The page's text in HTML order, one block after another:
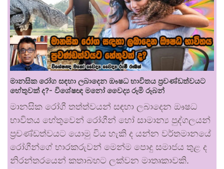
මානසික රෝග සඳහා ලබාදෙන ඖෂධ භාවිතය ප්‍රචණ්ඩත්වයට
හේතුවක් ද?- විශේෂඥ මනෝ වෛද්‍ය රූමි රූබන්
මානසික රෝගී තත්ත්වයන් සඳහා ලබාදෙන ඖෂධ
භාවිතය හේතුවෙන් රෝගීන් හෝ සාමාන්‍ය පුද්ගලයන්
ප්‍රචණ්ඩත්වයට යොමු විය හැකි ද යන්න වර්තමානයේ
රෝගීන්ගේ භාරකරුවන් මෙන්ම පොදු සමාජය තුළ ද
නිරන්තරයෙන් කතාබහට ලක්වන මාතෘකාවකි.